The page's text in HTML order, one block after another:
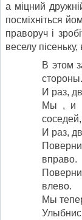
а міцний
посміхніться
праворуч і
веселу
В этом
стороны.
И раз,
Мы , и
И раз,
вправо.
влево.
Мы